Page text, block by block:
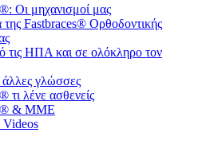
Οι μηχανισμοί μας
Fastbraces® Ορθοδοντικής
τις ΗΠΑ και σε ολόκληρο τον
άλλες γλώσσες
τι λένε ασθενείς
& ΜΜΕ
Videos